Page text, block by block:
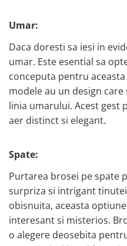
Umar:
Daca doresti sa iesi in
umar. Este esential sa
conceputa pentru
modele au un design
linia umarului. Acest gest
aer distinct si elegant.
Spate:
Purtarea brosei pe spate
surpriza si intrigant
obisnuita, aceasta
interesant si misterios.
o alegere deosebita